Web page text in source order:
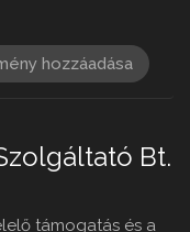
hozzáadása
Bt.
támogatás és a